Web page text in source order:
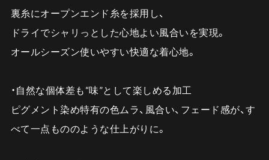
裏糸にオープンエンド糸を採用し、
ドライでシャリっとした心地よい風合いを実現。
オールシーズン使いやすい快適な着心地。
・自然な個体差も“味”として楽しめる加工
ピグメント染め特有の色ムラ、風合い、フェード感が、す
べて一点もののような仕上がりに。